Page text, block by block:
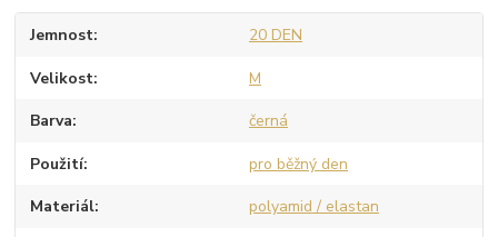
Jemnost 20 DEN
Velikost M
Barva černá
Použití pro běžný den
Materiál polyamid / elastan